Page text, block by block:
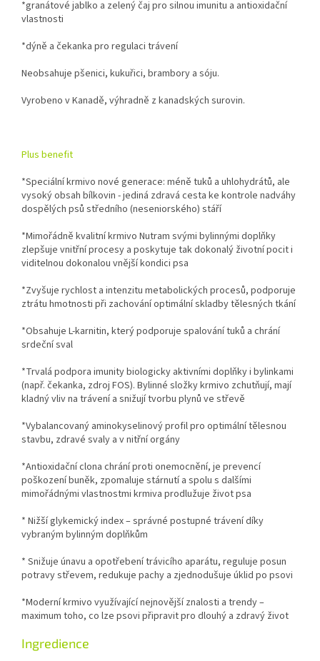
*granátové jablko a zelený čaj pro silnou imunitu a antioxidační
vlastnosti
*dýně a čekanka pro regulaci trávení
Neobsahuje pšenici, kukuřici, brambory a sóju.
Vyrobeno v Kanadě, výhradně z kanadských surovin.
Plus benefit
*Speciální krmivo nové generace: méně tuků a uhlohydrátů, ale
vysoký obsah bílkovin - jediná zdravá cesta ke kontrole nadváhy
dospělých psů středního (neseniorského) stáří
*Mimořádně kvalitní krmivo Nutram svými bylinnými doplňky
zlepšuje vnitřní procesy a poskytuje tak dokonalý životní pocit i
viditelnou dokonalou vnější kondici psa
*Zvyšuje rychlost a intenzitu metabolických procesů, podporuje
ztrátu hmotnosti při zachování optimální skladby tělesných tkání
*Obsahuje L-karnitin, který podporuje spalování tuků a chrání
srdeční sval
*Trvalá podpora imunity biologicky aktivními doplňky i bylinkami
(např. čekanka, zdroj FOS). Bylinné složky krmivo zchutňují, mají
kladný vliv na trávení a snižují tvorbu plynů ve střevě
*Vybalancovaný aminokyselinový profil pro optimální tělesnou
stavbu, zdravé svaly a v nitřní orgány
*Antioxidační clona chrání proti onemocnění, je prevencí
poškození buněk, zpomaluje stárnutí a spolu s dalšími
mimořádnými vlastnostmi krmiva prodlužuje život psa
* Nižší glykemický index – správné postupné trávení díky
vybraným bylinným doplňkům
* Snižuje únavu a opotřebení trávicího aparátu, reguluje posun
potravy střevem, redukuje pachy a zjednodušuje úklid po psovi
*Moderní krmivo využívající nejnovější znalosti a trendy –
maximum toho, co lze psovi připravit pro dlouhý a zdravý život
Ingredience